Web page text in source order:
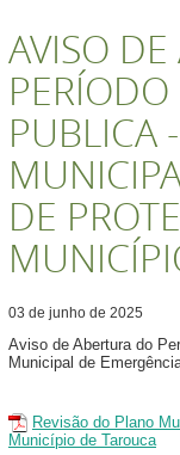
AVISO
PUBLICA
DE
03 de junho de 2025
Aviso de Abertura do
Municipal de
Revisão do Plano
Município de Tarouca